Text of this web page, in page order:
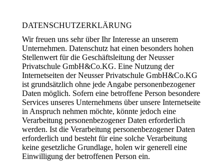
DATENSCHUTZERKLÄRUNG
Wir freuen uns sehr über Ihr Interesse an unserem
Unternehmen. Datenschutz hat einen besonders hohen
Stellenwert für die Geschäftsleitung der Neusser
Privatschule GmbH&Co.KG. Eine Nutzung der
Internetseiten der Neusser Privatschule GmbH&Co.KG
ist grundsätzlich ohne jede Angabe personenbezogener
Daten möglich. Sofern eine betroffene Person besondere
Services unseres Unternehmens über unsere Internetseite
in Anspruch nehmen möchte, könnte jedoch eine
Verarbeitung personenbezogener Daten erforderlich
werden. Ist die Verarbeitung personenbezogener Daten
erforderlich und besteht für eine solche Verarbeitung
keine gesetzliche Grundlage, holen wir generell eine
Einwilligung der betroffenen Person ein.